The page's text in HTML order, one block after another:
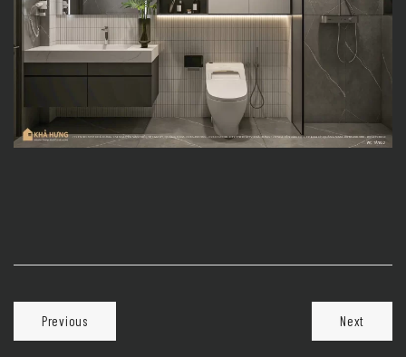
Previous Next